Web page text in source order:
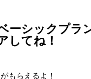
ーシックプラ
してね！
がもらえるよ！